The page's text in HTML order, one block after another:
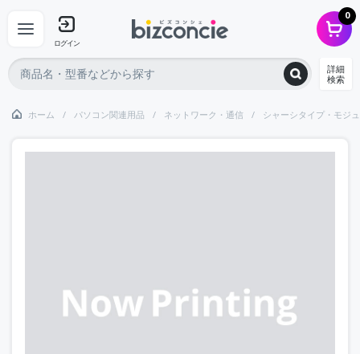
ログイン
0
詳細
検索
ホーム パソコン関連用品 ネットワーク・通信 シャーシタイプ・モジ